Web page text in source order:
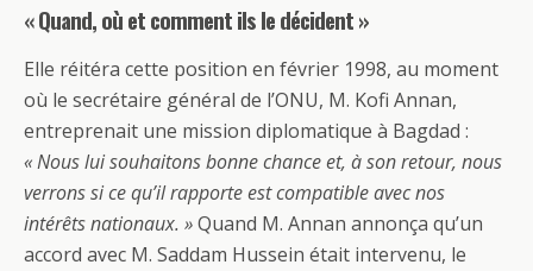
« Quand, où et comment ils le décident »
Elle réitéra cette position en février 1998, au moment
où le secrétaire général de l’ONU, M. Kofi Annan,
entreprenait une mission diplomatique à Bagdad :
« Nous lui souhaitons bonne chance et, à son retour, nous
verrons si ce qu’il rapporte est compatible avec nos
intérêts nationaux. »Quand M. Annan annonça qu’un
accord avec M. Saddam Hussein était intervenu, le